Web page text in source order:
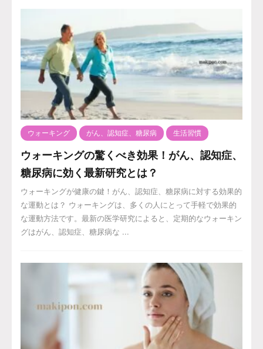
ウォーキング がん、認知症、糖尿病 生活習慣
ウォーキングの驚くべき効果！がん、認知症、
糖尿病に効く最新研究とは？
ウォーキングが健康の鍵！がん、認知症、糖尿病に対する効果的
な運動とは？ ウォーキングは、多くの人にとって手軽で効果的
な運動方法です。最新の医学研究によると、定期的なウォーキン
グはがん、認知症、糖尿病な ...